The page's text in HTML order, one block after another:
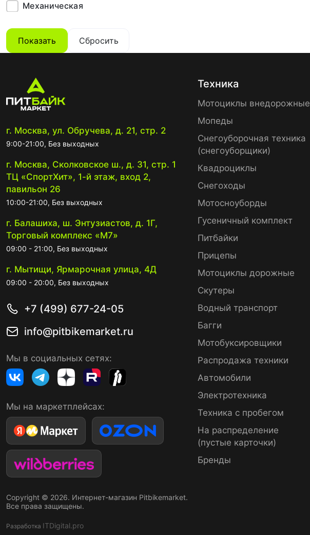
Механическая
Показать Сбросить
г. Москва, ул. Обручева, д. 21, стр. 2
9:00-21:00, Без выходных
г. Москва, Сколковское ш., д. 31, стр. 1
ТЦ «СпортХит», 1-й этаж, вход 2,
павильон 26
10:00-21:00, Без выходных
г. Балашиха, ш. Энтузиастов, д. 1Г,
Торговый комплекс «М7»
09:00 - 21:00, Без выходных
г. Мытищи, Ярмарочная улица, 4Д
09:00 - 20:00, Без выходных
+7 (499) 677-24-05
info@pitbikemarket.ru
Мы в социальных сетях:
Мы на маркетплейсах:
Copyright © 2026. Интернет-магазин Pitbikemarket.
Все права защищены.
Разработка ITDigital.pro
Техника
Мотоциклы внедорожные
Мопеды
Снегоуборочная техника
(снегоуборщики)
Квадроциклы
Снегоходы
Мотосноуборды
Гусеничный комплект
Питбайки
Прицепы
Мотоциклы дорожные
Скутеры
Водный транспорт
Багги
Мотобуксировщики
Распродажа техники
Автомобили
Электротехника
Техника с пробегом
На распределение
(пустые карточки)
Бренды